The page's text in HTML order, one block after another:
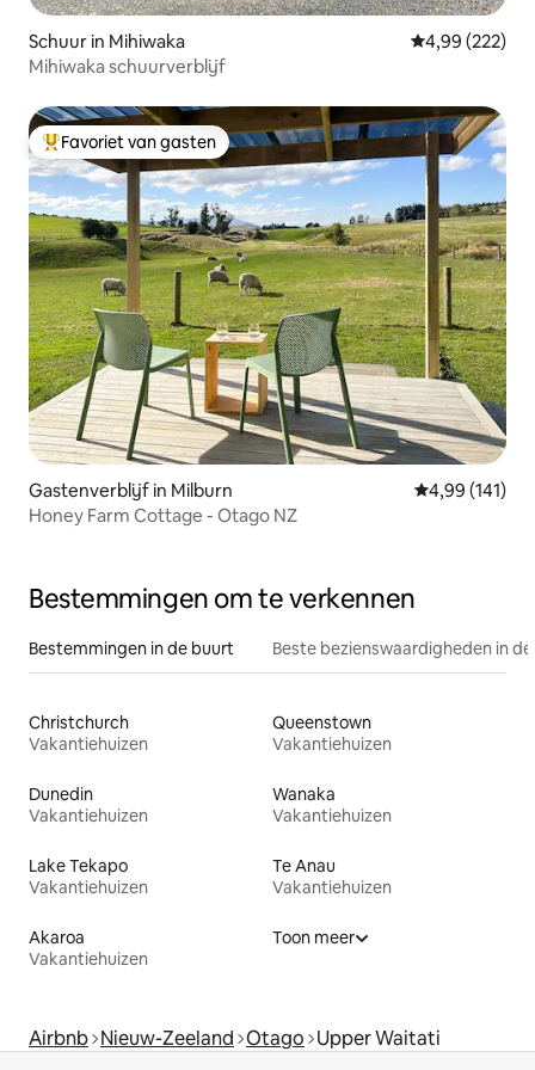
Schuur in Mihiwaka Gemiddelde
4,99 (222)
Mihiwaka schuurverblijf
Topfavoriet van gasten
Favoriet van gasten
Gastenverblijf in Milburn Gemiddelde
4,99 (141)
Honey Farm Cottage - Otago NZ
Bestemmingen om te verkennen
Bestemmingen in de buurt Beste bezienswaardigheden in
Christchurch
Vakantiehuizen
Queenstown
Vakantiehuizen
Dunedin
Vakantiehuizen
Wanaka
Vakantiehuizen
Lake Tekapo
Vakantiehuizen
Te Anau
Vakantiehuizen
Akaroa
Vakantiehuizen
Toon meer
Airbnb Nieuw-Zeeland Otago Upper Waitati